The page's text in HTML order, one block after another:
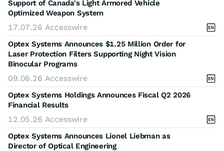
Support of Canada's Light Armored Vehicle
Optimized Weapon System
17.07.26 Accesswire
Optex Systems Announces $1.25 Million Order for
Laser Protection Filters Supporting Night Vision
Binocular Programs
09.06.26 Accesswire
Optex Systems Holdings Announces Fiscal Q2 2026
Financial Results
12.05.26 Accesswire
Optex Systems Announces Lionel Liebman as
Director of Optical Engineering